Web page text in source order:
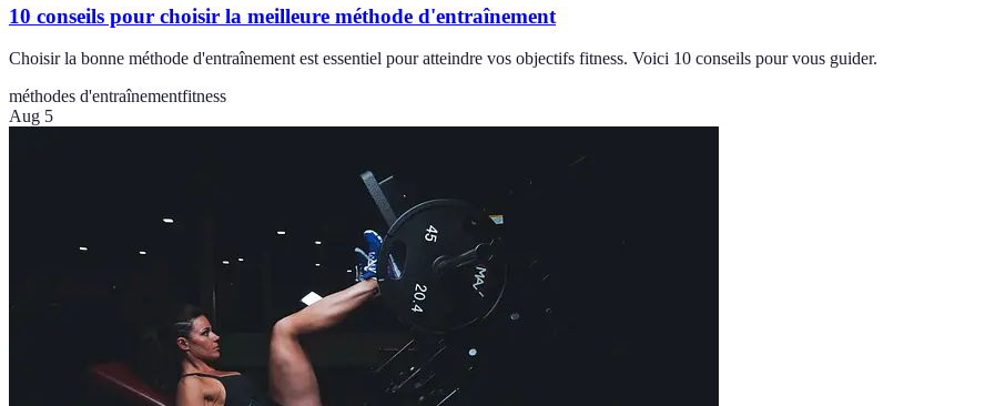
10 conseils pour choisir la meilleure méthode d'entraînement
Choisir la bonne méthode d'entraînement est essentiel pour atteindre vos objectifs fitness. Voici 10 conseils pour vous guider.
méthodes d'entraînementfitness
Aug 5